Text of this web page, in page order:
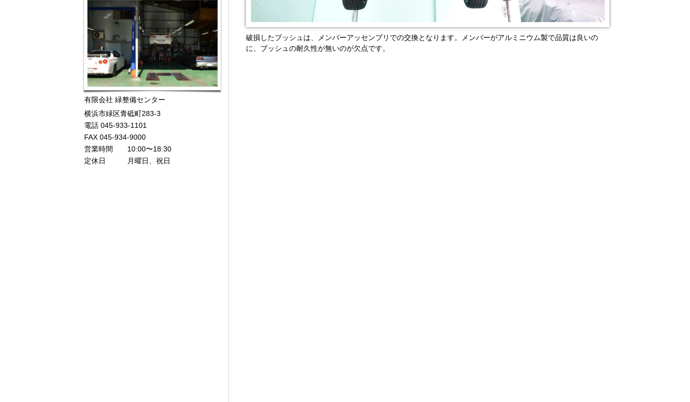
破損したブッシュは、メンバーアッセンブリでの交換となります。メンバーがアルミニウム製で品質は良いの
に、ブッシュの耐久性が無いのが欠点です。
有限会社 緑整備センター
横浜市緑区青砥町283-3
電話 045-933-1101
FAX 045-934-9000
営業時間 10:00〜18:30
定休日 月曜日、祝日